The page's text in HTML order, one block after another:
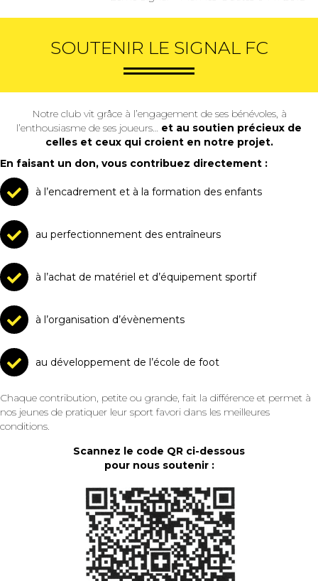
SOUTENIR LE SIGNAL FC
Notre club vit grâce à l’engagement de ses bénévoles, à
l’enthousiasme de ses joueurs… et au soutien précieux de
celles et ceux qui croient en notre projet.
En faisant un don, vous contribuez directement :
à l’encadrement et à la formation des enfants
au perfectionnement des entraîneurs
à l’achat de matériel et d’équipement sportif
à l’organisation d’évènements
au développement de l’école de foot
Chaque contribution, petite ou grande, fait la différence et permet à
nos jeunes de pratiquer leur sport favori dans les meilleures
conditions.
Scannez le code QR ci-dessous
pour nous soutenir :